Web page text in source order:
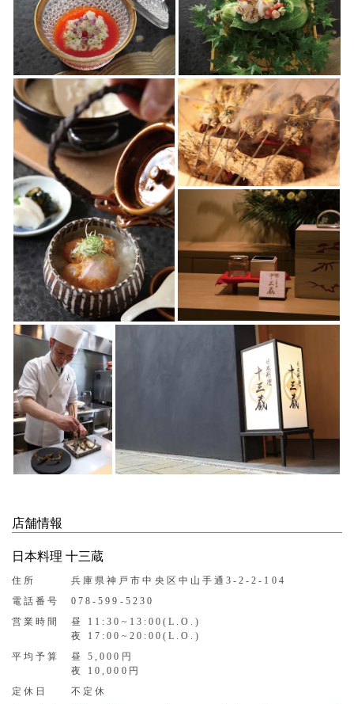
店舗情報
日本料理 十三蔵
住所
兵庫県神戸市中央区中山手通3-2-2-104
電話番号
078-599-5230
営業時間
昼 11:30~13:00(L.O.)
夜 17:00~20:00(L.O.)
平均予算
昼 5,000円
夜 10,000円
定休日
不定休